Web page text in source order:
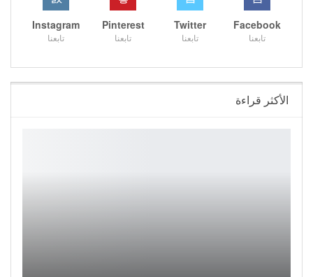
Facebook
تابعنا
Twitter
تابعنا
Pinterest
تابعنا
Instagram
تابعنا
الأكثر قراءة